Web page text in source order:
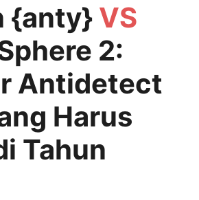
{anty} VS
2:
Antidetect
Harus
Tahun